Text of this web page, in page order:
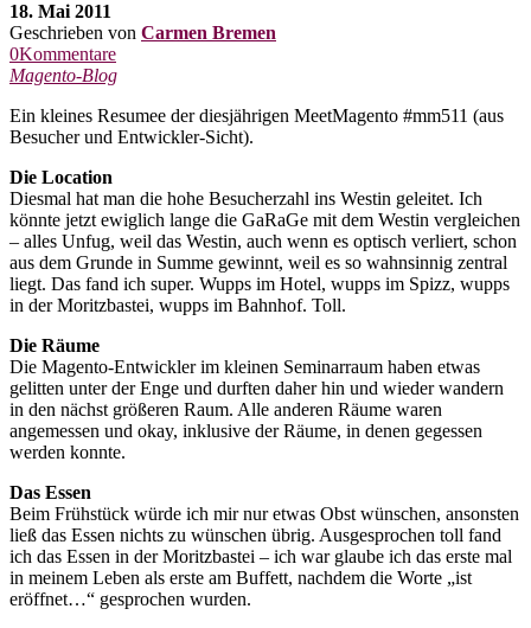
18. Mai 2011
Geschrieben von Carmen Bremen
0Kommentare
Magento-Blog
Ein kleines Resumee der diesjährigen MeetMagento #mm511 (aus
Besucher und Entwickler-Sicht).
Die Location
Diesmal hat man die hohe Besucherzahl ins Westin geleitet. Ich
könnte jetzt ewiglich lange die GaRaGe mit dem Westin vergleichen
– alles Unfug, weil das Westin, auch wenn es optisch verliert, schon
aus dem Grunde in Summe gewinnt, weil es so wahnsinnig zentral
liegt. Das fand ich super. Wupps im Hotel, wupps im Spizz, wupps
in der Moritzbastei, wupps im Bahnhof. Toll.
Die Räume
Die Magento-Entwickler im kleinen Seminarraum haben etwas
gelitten unter der Enge und durften daher hin und wieder wandern
in den nächst größeren Raum. Alle anderen Räume waren
angemessen und okay, inklusive der Räume, in denen gegessen
werden konnte.
Das Essen
Beim Frühstück würde ich mir nur etwas Obst wünschen, ansonsten
ließ das Essen nichts zu wünschen übrig. Ausgesprochen toll fand
ich das Essen in der Moritzbastei – ich war glaube ich das erste mal
in meinem Leben als erste am Buffett, nachdem die Worte „ist
eröffnet…“ gesprochen wurden.